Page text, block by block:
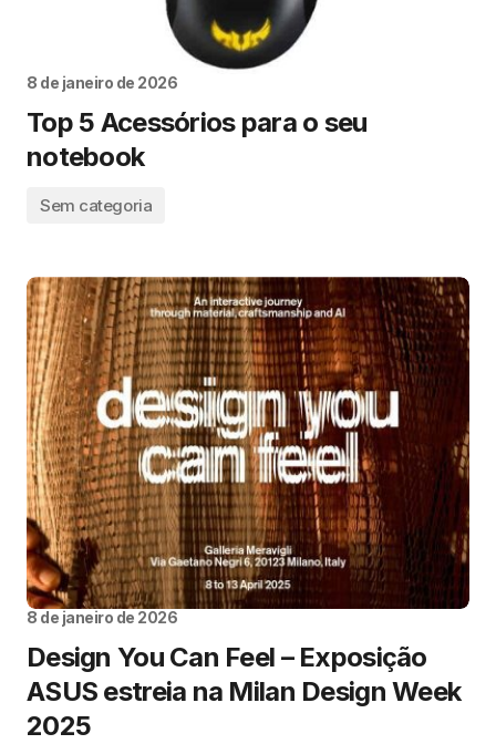
8 de janeiro de 2026
Top 5 Acessórios para o seu
notebook
Sem categoria
8 de janeiro de 2026
Design You Can Feel – Exposição
ASUS estreia na Milan Design Week
2025